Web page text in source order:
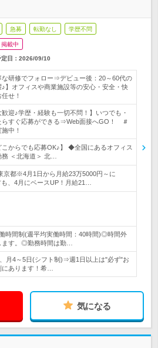
急募 転勤なし 学歴不問
載中
日： 2026/09/10
な研修でフォロー⇒デビュー後：20～60代の
】オフィスや商業施設等の安心・安全・快
せ！
歓迎♪学歴・経験も一切不問！】いつでも・
らすぐ応募ができる⇒Web面接へGO！ ＃
中！
こからでも応募OK♪】 ◆全国にあるオフィス
＜北海道＞ 北…
京都※4月1日から月給23万5000円～に
、4月にベースUP！月給21…
時間制(週平均実働時間：40時間)◎時間外
ます。◎勤務時間は勤…
月4～5日(シフト制)⇒週1日以上は"必ず"お
あります！希…
気になる